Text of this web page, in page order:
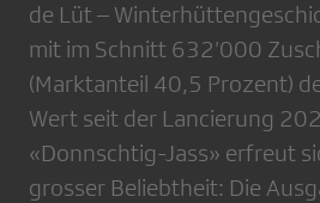
de Lüt –
mit im Schnitt 632’000
(Marktanteil 40,5 Prozent)
Wert seit der Lancierung
«Donnschtig-Jass» erfreut
grosser Beliebtheit: Die